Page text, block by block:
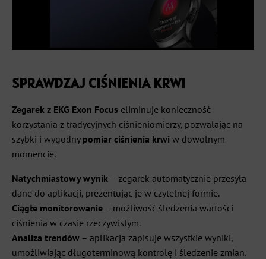
SPRAWDZAJ CIŚNIENIA KRWI
Zegarek z EKG Exon Focus eliminuje konieczność
korzystania z tradycyjnych ciśnieniomierzy, pozwalając na
szybki i wygodny pomiar ciśnienia krwi w dowolnym
momencie.
Natychmiastowy wynik – zegarek automatycznie przesyła
dane do aplikacji, prezentując je w czytelnej formie.
Ciągłe monitorowanie – możliwość śledzenia wartości
ciśnienia w czasie rzeczywistym.
Analiza trendów – aplikacja zapisuje wszystkie wyniki,
umożliwiając długoterminową kontrolę i śledzenie zmian.